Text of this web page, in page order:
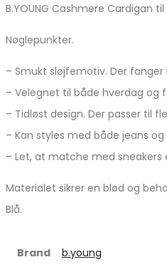
B.YOUNG Cashmere Cardigan
Nøglepunkter.
– Smukt sløjfemotiv. Der fanger
– Velegnet til både hverdag og
– Tidløst design. Der passer til
– Kan styles med både jeans
– Let, at matche med sneakers
Materialet sikrer en blød og
Blå.
Brand b.young